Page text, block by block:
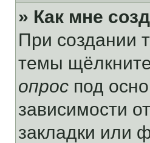
» Как мне
При создании
темы
опрос под
зависимости
закладки или